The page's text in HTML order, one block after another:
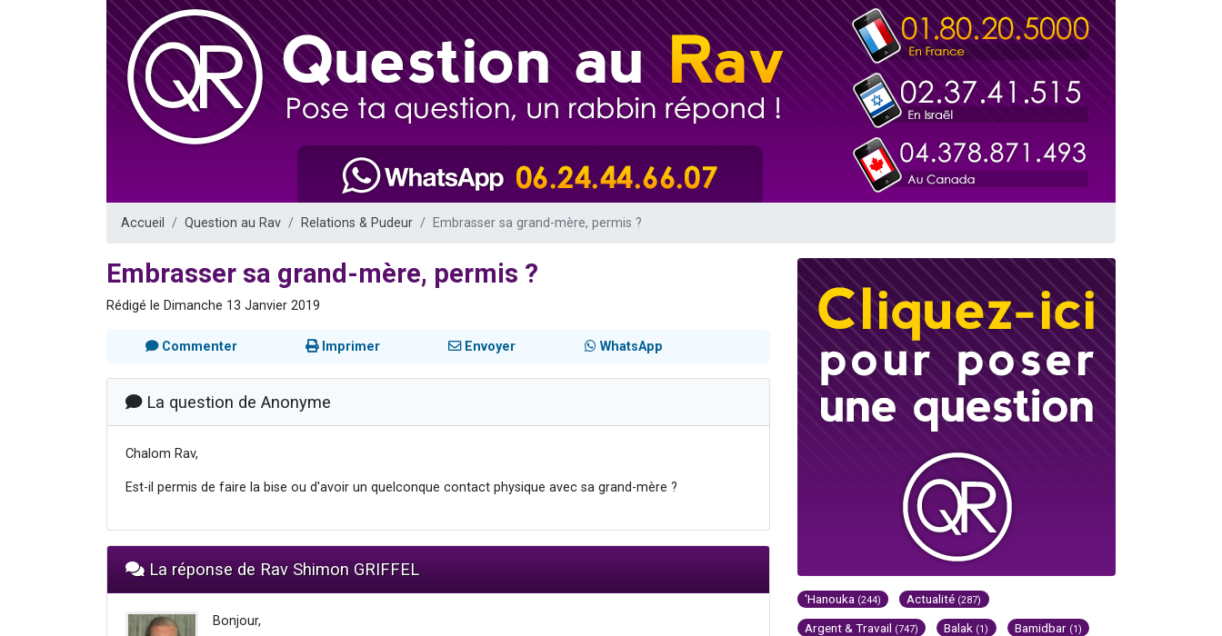
10 personnes viennent de demander une bénédiction
Il reste 49 places pour étudier en groupe sur Zoom
Dovan vient de donner son Maasser
2 personnes viennent de nous rejoindre sur WhatsApp
Malgorzata vient de donner son Maasser
3 personnes viennent de nous rejoindre sur WhatsApp
Accueil Question au Rav Relations & Pudeur Embrasser sa grand-mère, permis ?
Embrasser sa grand-mère, permis ?
Rédigé le Dimanche 13 Janvier 2019
Commenter Imprimer Envoyer WhatsApp
La question de Anonyme
Chalom Rav,
Est-il permis de faire la bise ou d'avoir un quelconque contact physique avec sa grand-mère ?
La réponse de Rav Shimon GRIFFEL
Bonjour,
'Hanouka (244) Actualité (287)
Argent & Travail (747) Balak (1) Bamidbar (1)